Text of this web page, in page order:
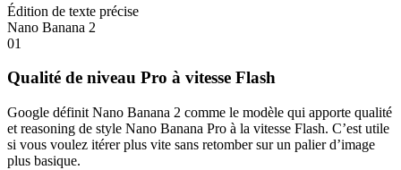
Édition de texte précise
Nano Banana 2
01
Qualité de niveau Pro à vitesse Flash
Google définit Nano Banana 2 comme le modèle qui apporte qualité
et reasoning de style Nano Banana Pro à la vitesse Flash. C’est utile
si vous voulez itérer plus vite sans retomber sur un palier d’image
plus basique.